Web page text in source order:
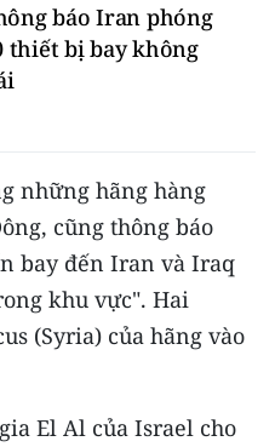
báo Iran phóng
thiết bị bay không
những hãng hàng
cũng thông báo
bay đến Iran và Iraq
khu vực". Hai
(Syria) của hãng vào
El Al của Israel cho